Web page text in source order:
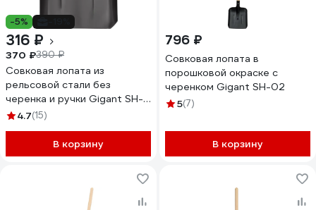
-5%
316 ₽
370 ₽390 ₽
Совковая лопата из
рельсовой стали без
черенка и ручки Gigant SH-
064.7(15)
В корзину
796 ₽
Совковая лопата в
порошковой окраске с
черенком Gigant SH-02
5(7)
В корзину